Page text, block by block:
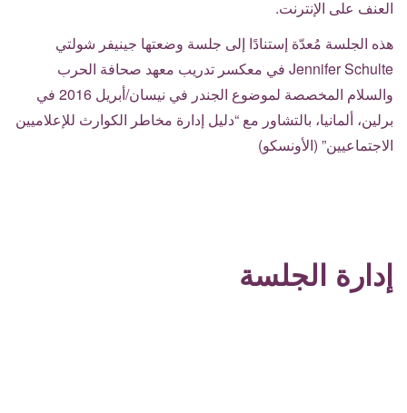
العنف على الإنترنت.
هذه الجلسة مُعدّة إستنادًا إلى جلسة وضعتها جينيفر شولتي
Jennifer Schulte في معكسر تدريب معهد صحافة الحرب
والسلام المخصصة لموضوع الجندر في نيسان/أبريل 2016 في
برلين، ألمانيا، بالتشاور مع “دليل إدارة مخاطر الكوارث للإعلاميين
الاجتماعيين” (الأونسكو)
إدارة الجلسة